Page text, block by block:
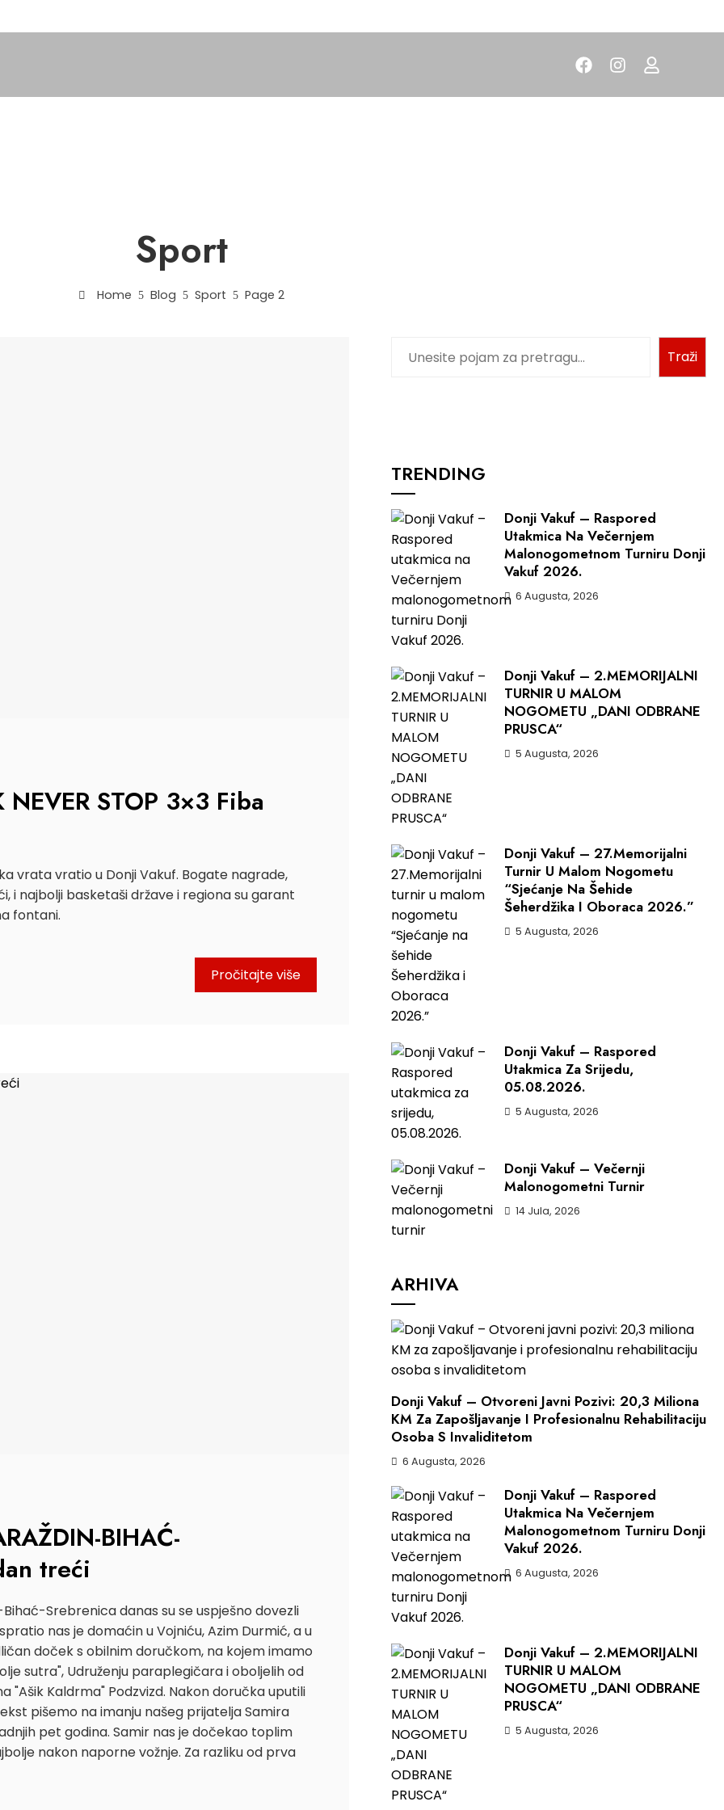
Sport
Home Blog Sport Page 2
STOP 3×3 Fiba
vrata vratio u Donji Vakuf. Bogate nagrade,
i najbolji basketaši države i regiona su garant
fontani.
Pročitajte više
BIHAĆ-
treći
Srebrenica danas su se uspješno dovezli
nas je domaćin u Vojniću, Azim Durmić, a u
doček s obilnim doručkom, na kojem imamo
sutra", Udruženju paraplegičara i oboljelih od
"Ašik Kaldrma" Podzvizd. Nakon doručka uputili
pišemo na imanju našeg prijatelja Samira
pet godina. Samir nas je dočekao toplim
nakon naporne vožnje. Za razliku od prva
Traži
TRENDING
Donji Vakuf – Raspored
Utakmica Na Večernjem
Malonogometnom Turniru Donji
Vakuf 2026.
6 Augusta, 2026
Donji Vakuf – 2.MEMORIJALNI
TURNIR U MALOM
NOGOMETU „DANI ODBRANE
PRUSCA“
5 Augusta, 2026
Donji Vakuf – 27.Memorijalni
Turnir U Malom Nogometu
“Sjećanje Na Šehide
Šeherdžika I Oboraca 2026.”
5 Augusta, 2026
Donji Vakuf – Raspored
Utakmica Za Srijedu,
05.08.2026.
5 Augusta, 2026
Donji Vakuf – Večernji
Malonogometni Turnir
14 Jula, 2026
ARHIVA
Donji Vakuf – Otvoreni Javni Pozivi: 20,3 Miliona
KM Za Zapošljavanje I Profesionalnu Rehabilitaciju
Osoba S Invaliditetom
6 Augusta, 2026
Donji Vakuf – Raspored
Utakmica Na Večernjem
Malonogometnom Turniru Donji
Vakuf 2026.
6 Augusta, 2026
Donji Vakuf – 2.MEMORIJALNI
TURNIR U MALOM
NOGOMETU „DANI ODBRANE
PRUSCA“
5 Augusta, 2026